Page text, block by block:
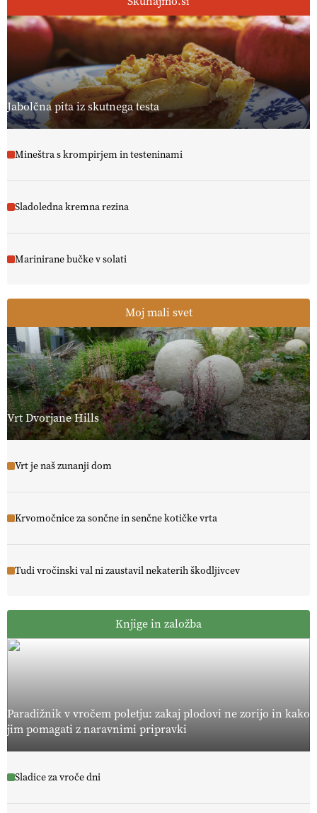
Jabolčna pita iz skutnega testa
Mineštra s krompirjem in testeninami
Sladoledna kremna rezina
Marinirane bučke v solati
Moj mali svet
Vrt Dvorjane Hills
Vrt je naš zunanji dom
Krvomočnice za sončne in senčne kotičke vrta
Tudi vročinski val ni zaustavil nekaterih škodljivcev
Knjige in založba
Paradižnik v vročem poletju: zakaj plodovi ne zorijo in kako
jim pomagati z naravnimi pripravki
Sladice za vroče dni